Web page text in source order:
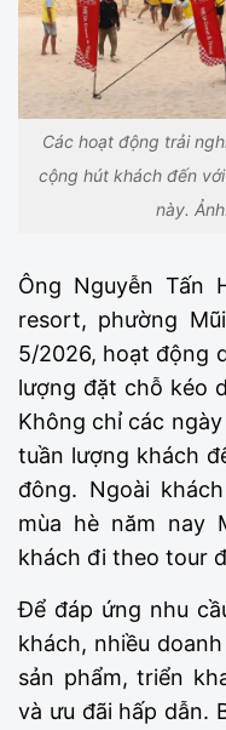
Các hoạt động trải
cộng hút khách đến
này.
Ông Nguyễn Tấn
resort, phường
5/2026, hoạt động
lượng đặt chỗ kéo
Không chỉ các
tuần lượng khách
đông. Ngoài
mùa hè năm nay
khách đi theo tour
Để đáp ứng nhu
khách, nhiều
sản phẩm, triển
và ưu đãi hấp dẫn.